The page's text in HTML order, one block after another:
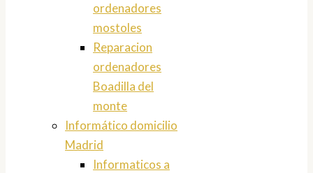
ordenadores
mostoles
Reparacion
ordenadores
Boadilla del
monte
Informático domicilio
Madrid
Informaticos a